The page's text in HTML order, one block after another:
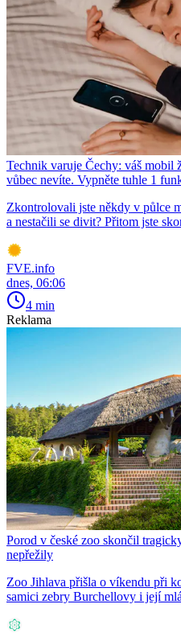
Technik varuje Čechy: váš mobil
vůbec nevíte. Vypněte tuhle 1
Zkontrolovali jste někdy v půlce
a nestačili se divit? Přitom jste
FVE.info
dnes, 06:06
4 min
Reklama
Porod v české zoo skončil
nepřežily
Zoo Jihlava přišla o víkendu při
samici zebry Burchellovy i její